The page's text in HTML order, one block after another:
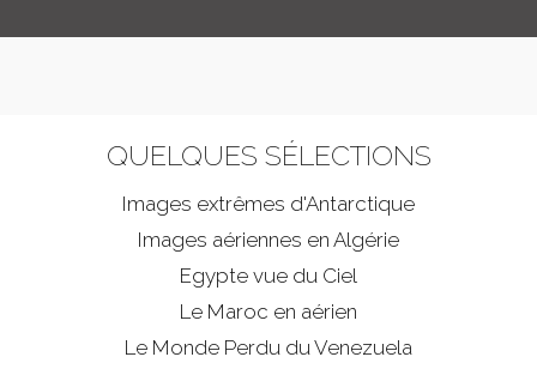
QUELQUES SÉLECTIONS
Images extrêmes d'Antarctique
Images aériennes en Algérie
Egypte vue du Ciel
Le Maroc en aérien
Le Monde Perdu du Venezuela